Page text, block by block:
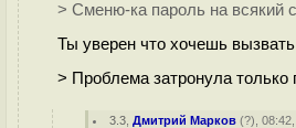
> Сменю-ка пароль на всякий
Ты уверен что хочешь
> Проблема затронула
3.3 ,Дмитрий Марков (?),